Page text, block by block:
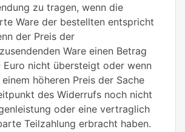
zu tragen, wenn die
Ware der bestellten entspricht
der Preis der
Ware einen Betrag
Euro nicht übersteigt oder wenn
einem höheren Preis der Sache
des Widerrufs noch nicht
oder eine vertraglich
Teilzahlung erbracht haben.